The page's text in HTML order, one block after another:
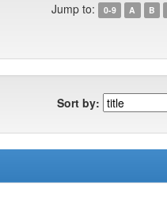
Jump to: 0-9 A B
Sort by: